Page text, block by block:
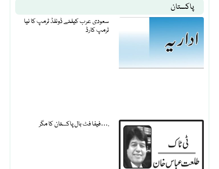
پاکستان
سعودی عرب کیلئے ڈونلڈ ٹرمپ کا نیا
ٹرمپ کارڈ
فیفا فٹ بال پاکستان کا مگر….